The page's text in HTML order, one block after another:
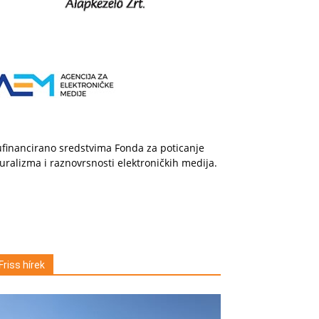
sredstvima Fonda za poticanje
i raznovrsnosti elektroničkih medija.
Friss hírek